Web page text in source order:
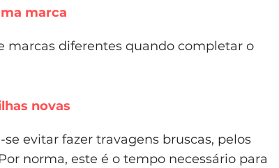
marca
marcas diferentes quando completar o
novas
evitar fazer travagens bruscas, pelos
norma, este é o tempo necessário para